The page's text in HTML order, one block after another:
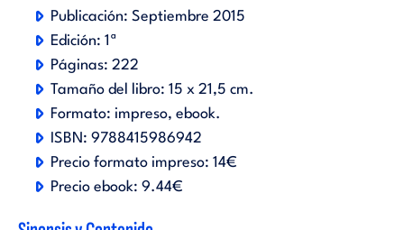
Publicación: Septiembre 2015
Edición: 1ª
Páginas: 222
Tamaño del libro: 15 x 21,5 cm.
Formato: impreso ebook.
ISBN: 9788415986942
Precio formato impreso: 14€
Precio ebook: 9.44€